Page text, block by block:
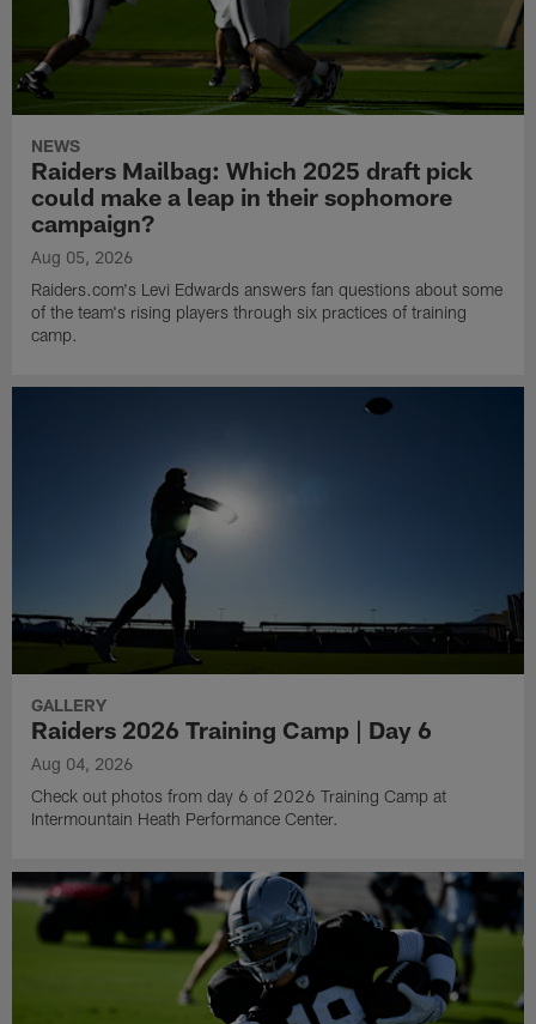
NEWS
Raiders Mailbag: Which 2025 draft pick
could make a leap in their sophomore
campaign?
Aug 05, 2026
Raiders.com's Levi Edwards answers fan questions about some
of the team's rising players through six practices of training
camp.
GALLERY
Raiders 2026 Training Camp | Day 6
Aug 04, 2026
Check out photos from day 6 of 2026 Training Camp at
Intermountain Heath Performance Center.